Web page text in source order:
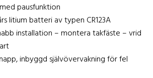
pausfunktion
litium batteri av typen CR123A
installation – montera takfäste – vrid
inbyggd självövervakning för fel